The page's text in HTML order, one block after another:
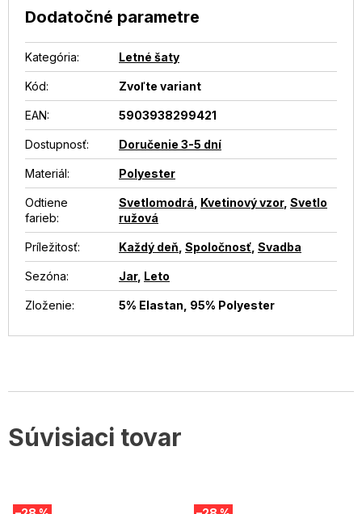
Súvisiaci tovar
Dodatočné parametre
Kategória: Letné šaty
Kód: Zvoľte variant
EAN: 5903938299421
Dostupnosť: Doručenie 3-5 dní
Materiál: Polyester
Odtiene
farieb:
Svetlomodrá Kvetinový vzor, Svetlo
ružová
Príležitosť: Každý deň Spoločnosť Svadba
Sezóna: Jar, Leto
Zloženie: 5% Elastan, 95% Polyester